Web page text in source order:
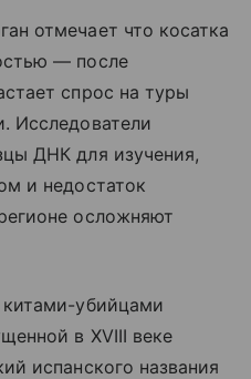
отмечает что косатка
— после
спрос на туры
Исследователи
ДНК для изучения,
и недостаток
осложняют
китами-убийцами
в XVIII веке
испанского названия